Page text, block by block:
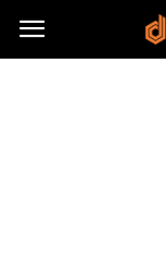
Dominikum.pl